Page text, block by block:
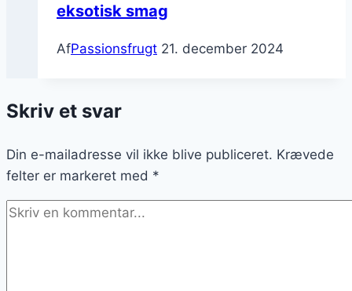
eksotisk smag
AfPassionsfrugt 21. december 2024
Skriv et svar
Din e-mailadresse vil ikke blive publiceret. Krævede
felter er markeret med *